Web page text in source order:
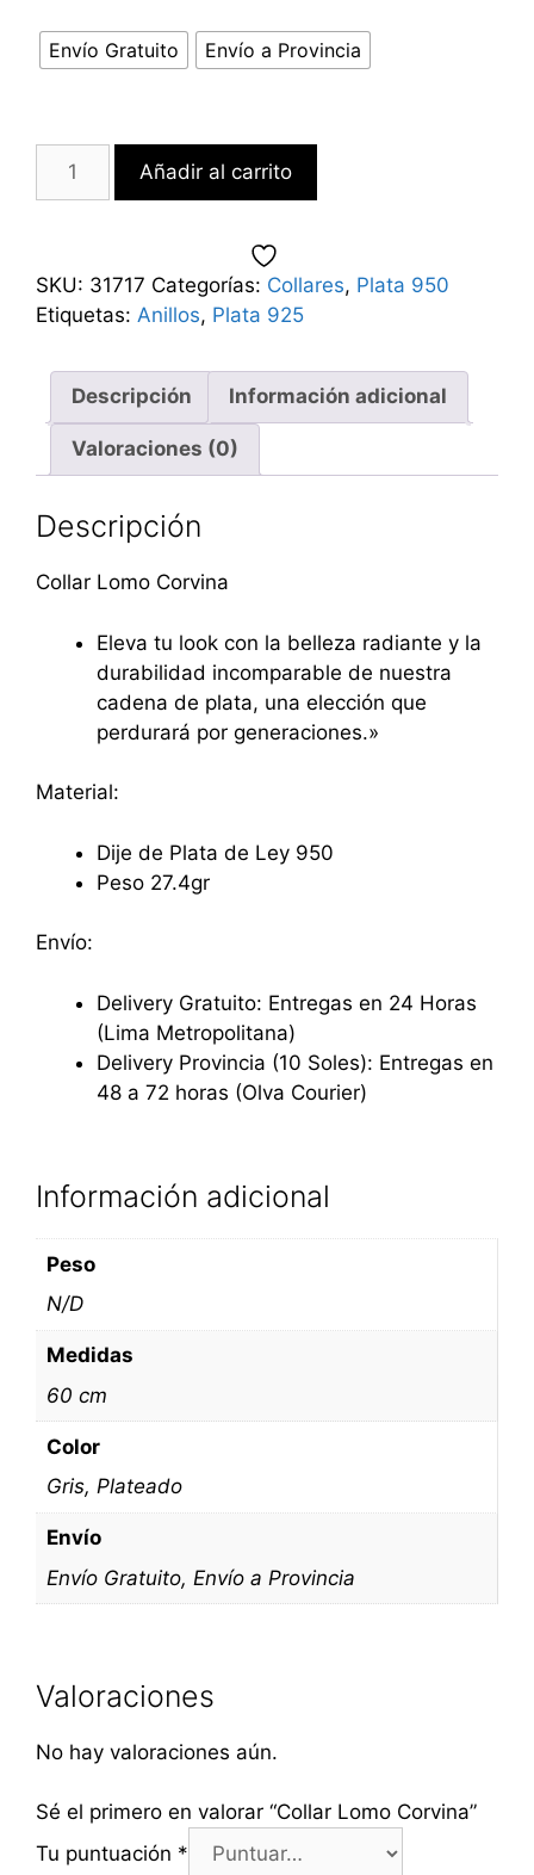
Envío Gratuito Envío a Provincia
Añadir al carrito
SKU: 31717 Categorías: Collares, Plata 950
Etiquetas: Anillos, Plata 925
Descripción Información adicional
Valoraciones (0)
Descripción
Collar Lomo Corvina
Eleva tu look con la belleza radiante y la
durabilidad incomparable de nuestra
cadena de plata, una elección que
perdurará por generaciones.»
Material:
Dije de Plata de Ley 950
Peso 27.4gr
Envío:
Delivery Gratuito: Entregas en 24 Horas
(Lima Metropolitana)
Delivery Provincia (10 Soles): Entregas en
48 a 72 horas (Olva Courier)
Información adicional
Peso
N/D
Medidas
60 cm
Color
Gris, Plateado
Envío
Envío Gratuito, Envío a Provincia
Valoraciones
No hay valoraciones aún.
Sé el primero en valorar “Collar Lomo Corvina”
Tu puntuación *